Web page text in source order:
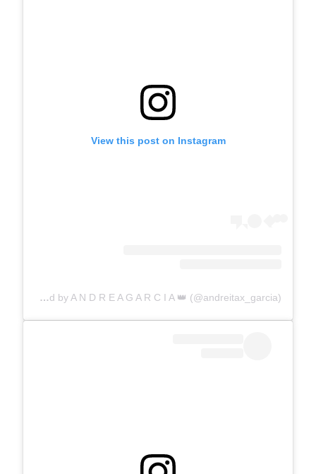
View this post on Instagram
A post shared by A N D R E A G A R C I A 👑 (@andreitax_garcia)